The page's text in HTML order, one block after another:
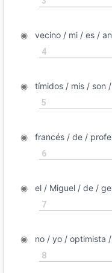
◉vecino / mi / es /
4
◉tímidos / mis / son /
5
◉francés / de /
6
◉el / Miguel / de /
7
◉no / yo / optimista /
8